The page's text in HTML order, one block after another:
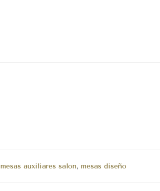
mesas auxiliares salon, mesas diseño